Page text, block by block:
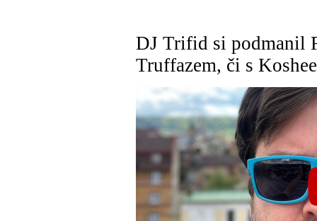
DJ Trifid si podmanil
Truffazem, či s